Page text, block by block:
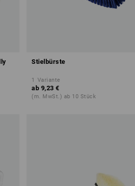
Stielbürste
1 Variante
ab 9,23 €
(m. MwSt.) ab 10 Stück